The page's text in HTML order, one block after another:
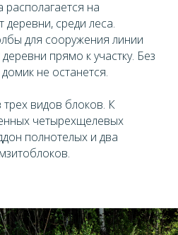
располагается на
среди леса.
для сооружения линии
прямо к участку. Без
не останется.
трех видов блоков. К
четырехщелевых
полнотелых и два